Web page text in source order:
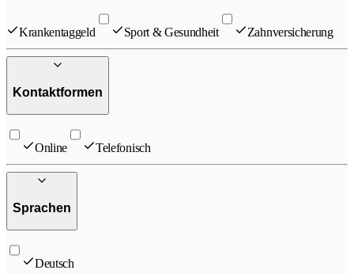
Krankentaggeld Sport & Gesundheit Zahnversicherung
Kontaktformen
Online Telefonisch
Sprachen
Deutsch